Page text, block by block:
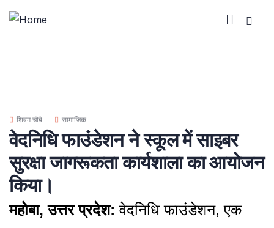
शिवम चौबे सामाजिक
वेदनिधि फाउंडेशन ने स्कूल में साइबर
सुरक्षा जागरूकता कार्यशाला का आयोजन
किया।
महोबा, उत्तर प्रदेश: वेदनिधि फाउंडेशन, एक